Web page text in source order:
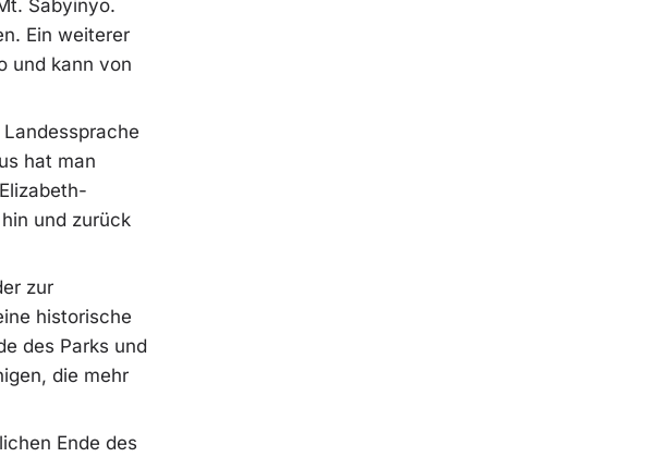
Sabyinyo.
Ein weiterer
und kann von
hat man
und zurück
zur
historische
des Parks und
die mehr
Ende des